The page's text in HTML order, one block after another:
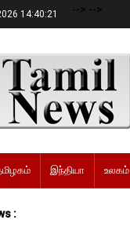
14:40:22 --> -->
இந்தியா உலகம்
: